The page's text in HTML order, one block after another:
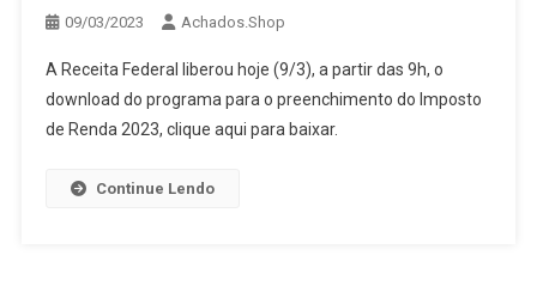
09/03/2023 Achados.Shop
A Receita Federal liberou hoje (9/3), a partir das 9h, o
download do programa para o preenchimento do Imposto
de Renda 2023, clique aqui para baixar.
Continue Lendo